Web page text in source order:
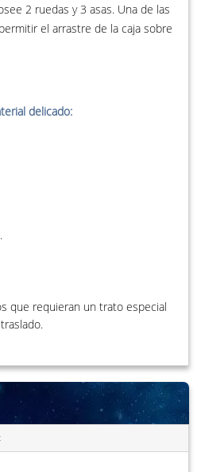
2 ruedas y 3 asas. Una de las
el arrastre de la caja sobre
delicado:
que requieran un trato especial